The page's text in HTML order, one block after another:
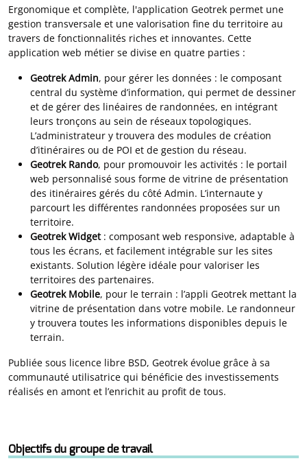
Ergonomique et complète, l'application Geotrek permet une
gestion transversale et une valorisation fine du territoire au
travers de fonctionnalités riches et innovantes. Cette
application web métier se divise en quatre parties :
Geotrek Admin, pour gérer les données : le composant
central du système d’information, qui permet de dessiner
et de gérer des linéaires de randonnées, en intégrant
leurs tronçons au sein de réseaux topologiques.
L’administrateur y trouvera des modules de création
d’itinéraires ou de POI et de gestion du réseau.
Geotrek Rando, pour promouvoir les activités : le portail
web personnalisé sous forme de vitrine de présentation
des itinéraires gérés du côté Admin. L’internaute y
parcourt les différentes randonnées proposées sur un
territoire.
Geotrek Widget: composant web responsive, adaptable à
tous les écrans, et facilement intégrable sur les sites
existants. Solution légère idéale pour valoriser les
territoires des partenaires.
Geotrek Mobile, pour le terrain : l’appli Geotrek mettant la
vitrine de présentation dans votre mobile. Le randonneur
y trouvera toutes les informations disponibles depuis le
terrain.
Publiée sous licence libre BSD, Geotrek évolue grâce à sa
communauté utilisatrice qui bénéficie des investissements
réalisés en amont et l’enrichit au profit de tous.
Objectifs du groupe de travail